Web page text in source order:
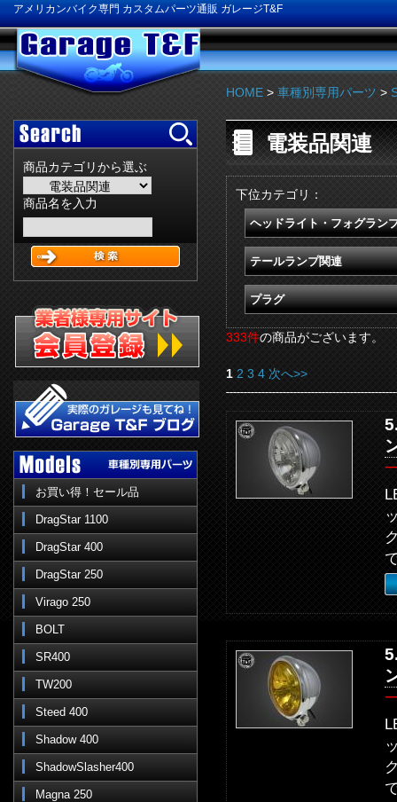
アメリカンバイク専門 カスタムパーツ通販 ガレージT&F
商品カテゴリから選ぶ
商品名を入力
お買い得！セール品
DragStar 1100
DragStar 400
DragStar 250
Virago 250
BOLT
SR400
TW200
Steed 400
Shadow 400
ShadowSlasher400
Magna 250
HOME > 車種別専用パーツ >
電装品関連
下位カテゴリ：
ヘッドライト・フォグラン
テールランプ関連
プラグ
333件の商品がございます。
1 2 3 4 次へ>>